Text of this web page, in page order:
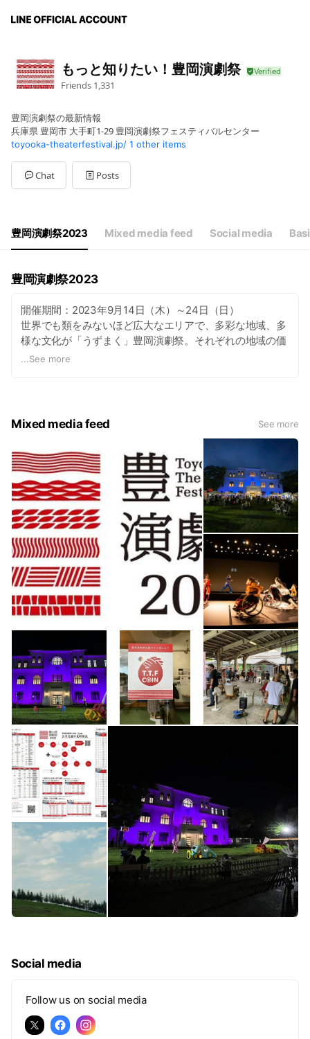
もっと知りたい！豊岡演劇祭
Friends 1,331
豊岡演劇祭の最新情報
兵庫県 豊岡市 大手町1-29 豊岡演劇祭フェスティバルセンター
toyooka-theaterfestival.jp/ 1 other items
Chat Posts
豊岡演劇祭2023 Mixed media feed Social media
豊岡演劇祭2023
開催期間：2023年9月14日（木）～24日（日）
世界でも類をみないほど広大なエリアで、多彩な地域、多
様な文化が「うずまく」豊岡演劇祭。それぞれの地域の価
値や特徴をそのまま生かしながら、さらに新たな体験をう
い。
...See more
Mixed media feed See more
Social media
Follow us on social media